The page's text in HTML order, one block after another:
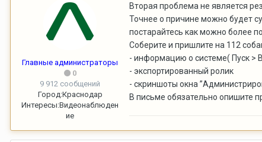
Главные администраторы
0
9 912 сообщений
Город:Краснодар
Интересы:Видеонаблюден
ие
Вторая проблема не является
Точнее о причине можно будет
постарайтесь как можно более
Соберите и пришлите на 112
- информацию о системе( Пуск >
- экспортированный ролик
- скриншоты окна
В письме обязательно опишите